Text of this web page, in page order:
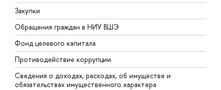
Закупки
Обращения граждан в НИУ ВШЭ
Фонд целевого капитала
Противодействие коррупции
Сведения о доходах, расходах, об имуществе и
обязательствах имущественного характера